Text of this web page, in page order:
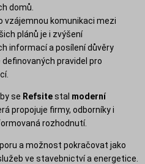
domů.
vzájemnou komunikaci mezi
plánů je i zvýšení
informací a posílení důvěry
pravidel pro
se Refsitestal moderní
propojuje firmy, odborníky i
rozhodnutí.
a možnost pokračovat jako
ve stavebnictví a energetice.